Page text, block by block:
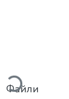
Файли